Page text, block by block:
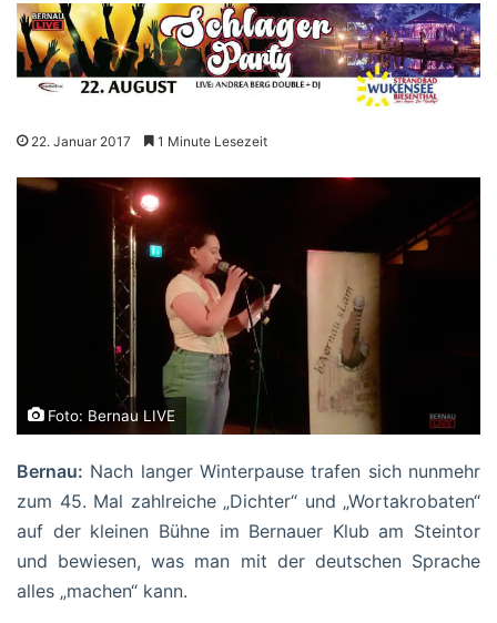
22. Januar 2017 1 Minute Lesezeit
Foto: Bernau LIVE
Bernau: Nach langer Winterpause trafen sich nunmehr
zum 45. Mal zahlreiche „Dichter“ und „Wortakrobaten“
auf der kleinen Bühne im Bernauer Klub am Steintor
und bewiesen, was man mit der deutschen Sprache
alles „machen“ kann.